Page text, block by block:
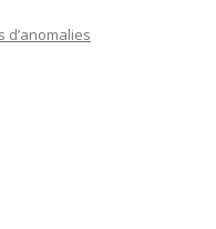
d’anomalies